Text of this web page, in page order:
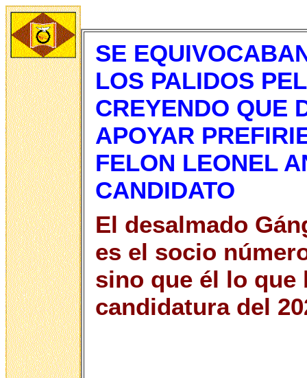
SE
LOS PALIDOS
CREYENDO QUE
APOYAR
FELON LEONEL
CANDIDATO
El desalmado
es el socio
sino que él lo que
candidatura del